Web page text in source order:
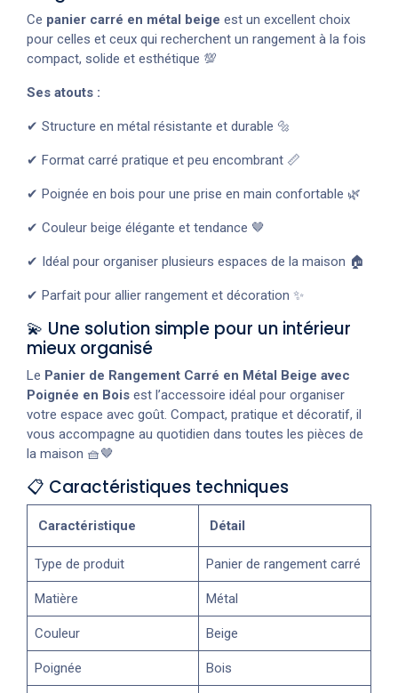
Ce panier carré en métal beige est un excellent choix
pour celles et ceux qui recherchent un rangement à la fois
compact, solide et esthétique 💯
Ses atouts :
✔ Structure en métal résistante et durable 🔩
✔ Format carré pratique et peu encombrant 📏
✔ Poignée en bois pour une prise en main confortable 🌿
✔ Couleur beige élégante et tendance 🤎
✔ Idéal pour organiser plusieurs espaces de la maison 🏠
✔ Parfait pour allier rangement et décoration ✨
💫 Une solution simple pour un intérieur
mieux organisé
Le Panier de Rangement Carré en Métal Beige avec
Poignée en Bois est l’accessoire idéal pour organiser
votre espace avec goût. Compact, pratique et décoratif, il
vous accompagne au quotidien dans toutes les pièces de
la maison 🧺🤎
📋 Caractéristiques techniques
Caractéristique Détail
Type de produit Panier de rangement carré
Matière Métal
Couleur Beige
Poignée Bois